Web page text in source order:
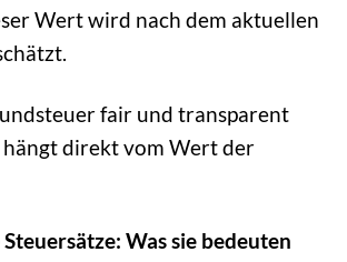
Wert wird nach dem aktuellen
fair und transparent
hängt direkt vom Wert der
Was sie bedeuten